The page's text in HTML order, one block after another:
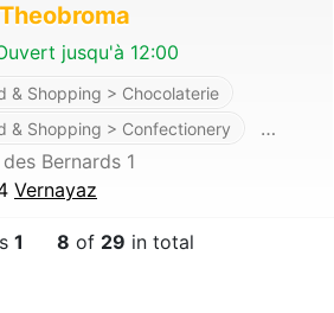
Theobroma
jusqu'à 12:00
& Shopping > Chocolaterie
& Shopping > Confectionery
…
des Bernards 1
Vernayaz
1 8 of 29 in total